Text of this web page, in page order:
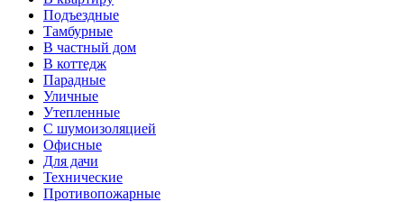
Подъездные
Тамбурные
В частный дом
В коттедж
Парадные
Уличные
Утепленные
C шумоизоляцией
Офисные
Для дачи
Технические
Противопожарные